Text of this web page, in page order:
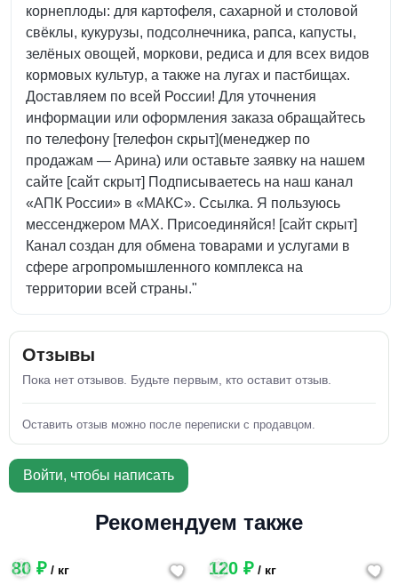
корнеплоды: для картофеля, сахарной и столовой
свёклы, кукурузы, подсолнечника, рапса, капусты,
зелёных овощей, моркови, редиса и для всех видов
кормовых культур, а также на лугах и пастбищах.
Доставляем по всей России! Для уточнения
информации или оформления заказа обращайтесь
по телефону [телефон скрыт](менеджер по
продажам — Арина) или оставьте заявку на нашем
сайте [сайт скрыт] Подписываетесь на наш канал
«АПК России» в «МАКС». Ссылка. Я пользуюсь
мессенджером MAX. Присоединяйся! [сайт скрыт]
Канал создан для обмена товарами и услугами в
сфере агропромышленного комплекса на
территории всей страны."
Отзывы
Пока нет отзывов. Будьте первым, кто оставит отзыв.
Оставить отзыв можно после переписки с продавцом.
Войти, чтобы написать
Рекомендуем также
80 ₽ / кг 120 ₽/ кг